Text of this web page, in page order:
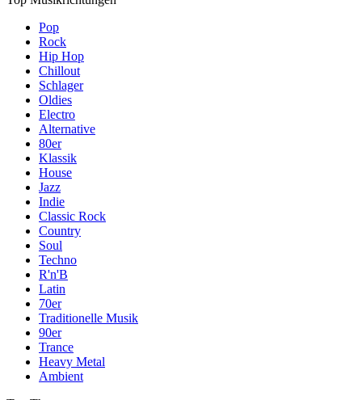
Pop
Rock
Hip Hop
Chillout
Schlager
Oldies
Electro
Alternative
80er
Klassik
House
Jazz
Indie
Classic Rock
Country
Soul
Techno
R'n'B
Latin
70er
Traditionelle Musik
90er
Trance
Heavy Metal
Ambient